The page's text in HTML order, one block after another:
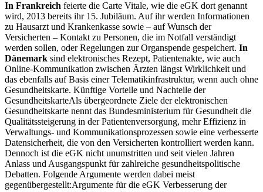
In Frankreich feierte die Carte Vitale, wie die eGK dort genannt
wird, 2013 bereits ihr 15. Jubiläum. Auf ihr werden Informationen
zu Hausarzt und Krankenkasse sowie – auf Wunsch der
Versicherten – Kontakt zu Personen, die im Notfall verständigt
werden sollen, oder Regelungen zur Organspende gespeichert. In
Dänemark sind elektronisches Rezept, Patientenakte, wie auch
Online-Kommunikation zwischen Ärzten längst Wirklichkeit und
das ebenfalls auf Basis einer Telematik­infra­struktur, wenn auch ohne
Gesundheitskarte. Künftige Vorteile und Nachteile der
GesundheitskarteAls übergeordnete Ziele der elektronischen
Gesundheitskarte nennt das Bundesministerium für Gesundheit die
Qualitätssteigerung in der Patientenversorgung, mehr Effizienz in
Verwaltungs- und Kommunikationsprozessen sowie eine verbesserte
Datensicherheit, die von den Versicherten kontrolliert werden kann.
Dennoch ist die eGK nicht unumstritten und seit vielen Jahren
Anlass und Ausgangspunkt für zahlreiche gesundheitspolitische
Debatten. Folgende Argumente werden dabei meist
gegenübergestellt:Argumente für die eGK Verbesserung der